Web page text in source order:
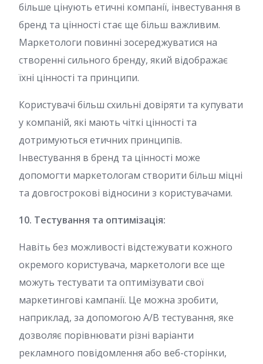
більше цінують етичні компанії, інвестування в
бренд та цінності стає ще більш важливим.
Маркетологи повинні зосереджуватися на
створенні сильного бренду, який відображає
їхні цінності та принципи.
Користувачі більш схильні довіряти та купувати
у компаній, які мають чіткі цінності та
дотримуються етичних принципів.
Інвестування в бренд та цінності може
допомогти маркетологам створити більш міцні
та довгострокові відносини з користувачами.
10. Тестування та оптимізація:
Навіть без можливості відстежувати кожного
окремого користувача, маркетологи все ще
можуть тестувати та оптимізувати свої
маркетингові кампанії. Це можна зробити,
наприклад, за допомогою A/B тестування, яке
дозволяє порівнювати різні варіанти
рекламного повідомлення або веб-сторінки,